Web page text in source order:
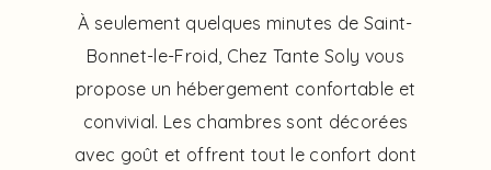
À seulement quelques minutes de Saint-
Bonnet-le-Froid, Chez Tante Soly vous
propose un hébergement confortable et
convivial. Les chambres sont décorées
avec goût et offrent tout le confort dont